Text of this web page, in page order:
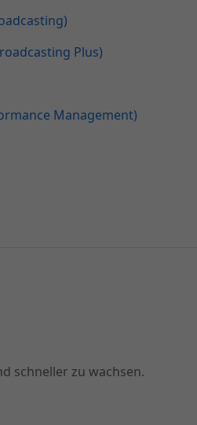
Plus)
Management)
schneller zu wachsen.